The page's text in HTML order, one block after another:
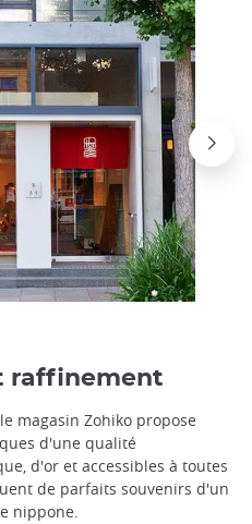
raffinement
magasin Zohiko propose
d'une qualité
d'or et accessibles à toutes
de parfaits souvenirs d'un
nippone.